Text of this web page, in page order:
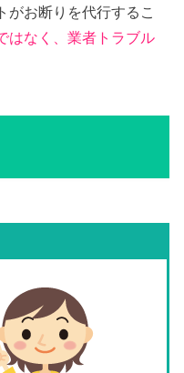
がお断りを代行するこ
はなく、業者トラブル